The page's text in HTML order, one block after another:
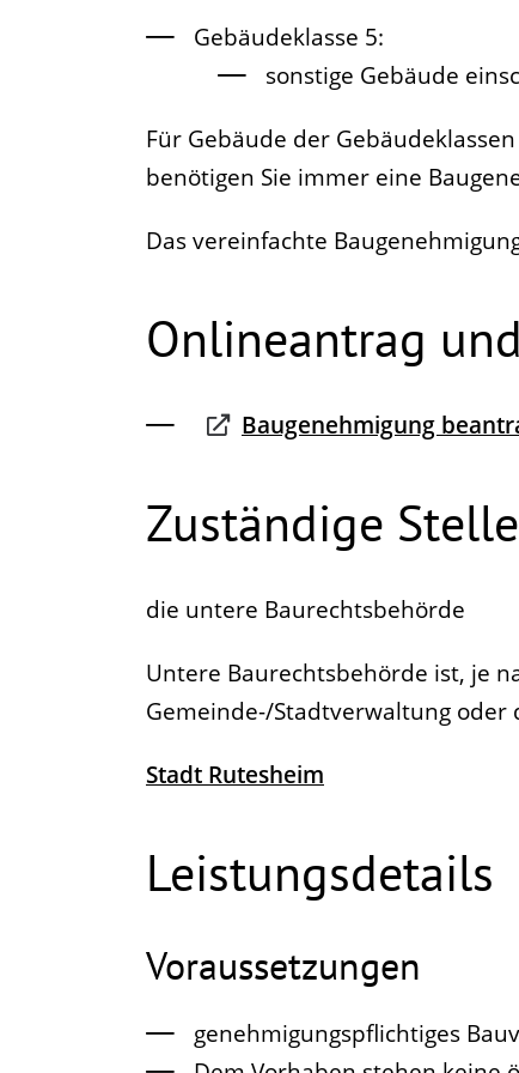
Gebäudeklasse 5:
sonstige Gebäude
Für Gebäude der
benötigen Sie immer eine
Das vereinfachte
Onlineantrag
Baugenehmigung
Zuständige Stelle
die untere Baurechtsbehörde
Untere Baurechtsbehörde ist, je
Gemeinde-/Stadtverwaltung oder
Stadt Rutesheim
Leistungsdetails
Voraussetzungen
genehmigungspflichtiges